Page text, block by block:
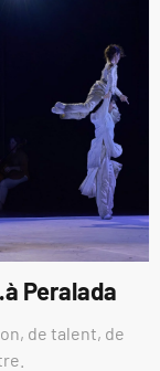
Peralada
de talent, de